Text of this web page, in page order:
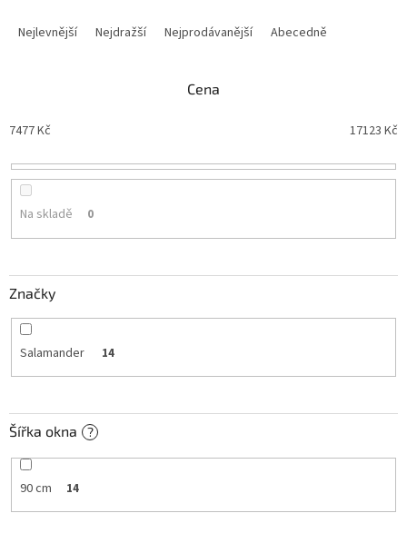
p
o
ů
Nejlevnější Nejdražší Nejprodávanější Abecedně
Cena
7477Kč 17123 Kč
Na skladě 0
Značky
Salamander 14
Šířka okna ?
90 cm 14